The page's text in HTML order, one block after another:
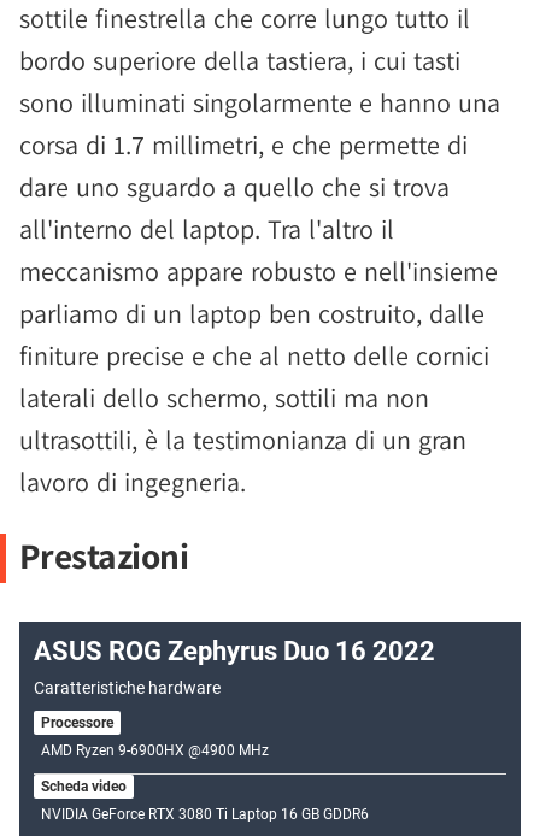
sottile finestrella che corre lungo tutto il
bordo superiore della tastiera, i cui tasti
sono illuminati singolarmente e hanno una
corsa di 1.7 millimetri, e che permette di
dare uno sguardo a quello che si trova
all'interno del laptop. Tra l'altro il
meccanismo appare robusto e nell'insieme
parliamo di un laptop ben costruito, dalle
finiture precise e che al netto delle cornici
laterali dello schermo, sottili ma non
ultrasottili, è la testimonianza di un gran
lavoro di ingegneria.
Prestazioni